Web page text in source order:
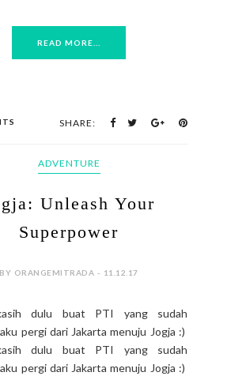
READ MORE...
SHARE:
ADVENTURE
Unleash Your
Superpower
BY ORANGEMITRADA - 11.12.17
dulu buat PTI yang sudah
pergi dari Jakarta menuju Jogja :)
dulu buat PTI yang sudah
pergi dari Jakarta menuju Jogja :)